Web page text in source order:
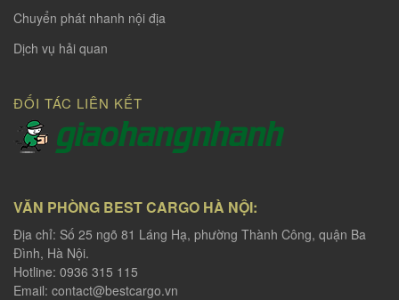
Chuyển phát nhanh nội địa
Dịch vụ hải quan
ĐỐI TÁC LIÊN KẾT
VĂN PHÒNG BEST CARGO HÀ NỘI:
Địa chỉ: Số 25 ngõ 81 Láng Hạ, phường Thành Công, quận Ba
Đình, Hà Nội.
Hotline: 0936 315 115
Email: contact@bestcargo.vn